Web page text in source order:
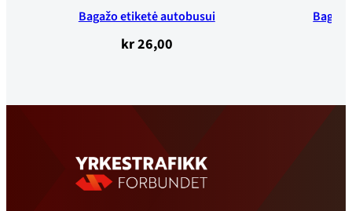
Bagažo etiketė autobusui
kr26,00